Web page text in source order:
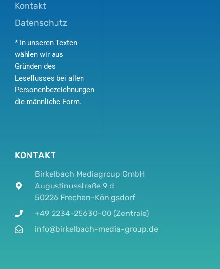
KONTAKT
Birkelbach Mediagroup GmbH
Augustinusstraße 9 d
50226 Frechen-Königsdorf
+49 2234-25630-00 (Zentrale)
info@birkelbach-media-group.de
Kontakt
Datenschutz
* In unseren Texten
wählen wir aus
Gründen des
Leseflusses bei allen
Personenbezeichnungen
die männliche Form.